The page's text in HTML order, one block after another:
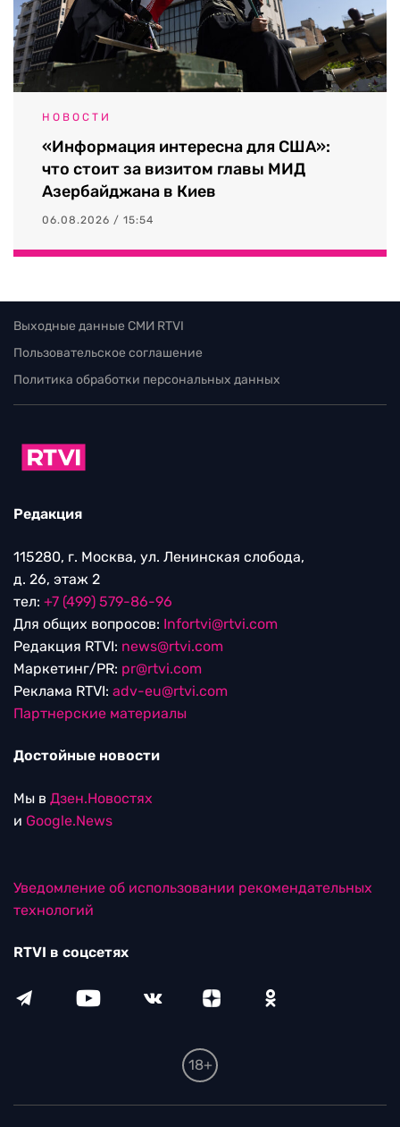
НОВОСТИ
«Информация интересна для США»:
что стоит за визитом главы МИД
Азербайджана в Киев
06.08.2026 / 15:54
Выходные данные СМИ RTVI
Пользовательское соглашение
Политика обработки персональных данных
Редакция
115280, г. Москва, ул. Ленинская слобода,
д. 26, этаж 2
тел: +7 (499) 579-86-96
Для общих вопросов: Infortvi@rtvi.com
Редакция RTVI: news@rtvi.com
Маркетинг/PR: pr@rtvi.com
Реклама RTVI: adv-eu@rtvi.com
Партнерские материалы
Достойные новости
Мы в Дзен.Новостях
и Google.News
Уведомление об использовании рекомендательных
технологий
RTVI в соцсетях
18+